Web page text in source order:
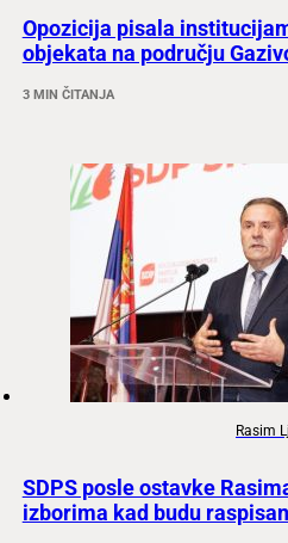
Opozicija pisala
objekata na području
3 MIN ČITANJA
Rasim
SDPS posle ostavke
izborima kad budu